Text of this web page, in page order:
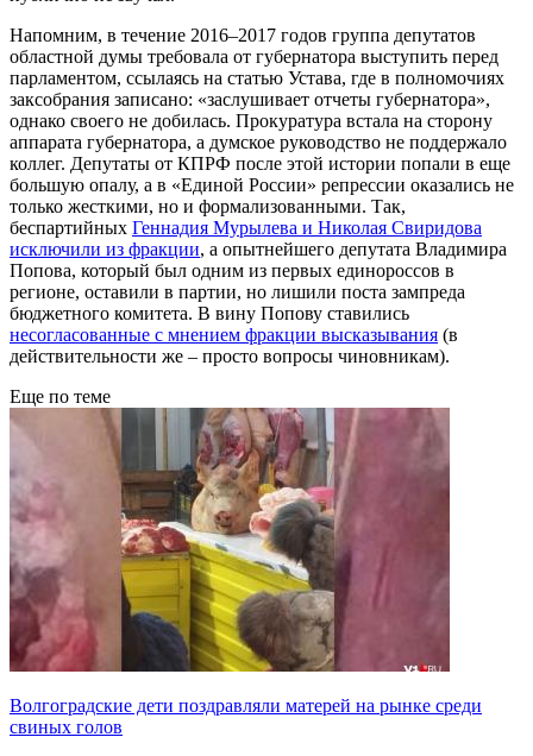
Напомним, в течение 2016–2017 годов группа депутатов
областной думы требовала от губернатора выступить перед
парламентом, ссылаясь на статью Устава, где в полномочиях
заксобрания записано: «заслушивает отчеты губернатора»,
однако своего не добилась. Прокуратура встала на сторону
аппарата губернатора, а думское руководство не поддержало
коллег. Депутаты от КПРФ после этой истории попали в еще
большую опалу, а в «Единой России» репрессии оказались не
только жесткими, но и формализованными. Так,
беспартийных Геннадия Мурылева и Николая Свиридова
исключили из фракции, а опытнейшего депутата Владимира
Попова, который был одним из первых единороссов в
регионе, оставили в партии, но лишили поста зампреда
бюджетного комитета. В вину Попову ставились
несогласованные с мнением фракции высказывания (в
действительности же – просто вопросы чиновникам).
Еще по теме
Волгоградские дети поздравляли матерей на рынке среди
свиных голов